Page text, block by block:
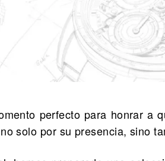
perfecto para honrar a
solo por su presencia, sino